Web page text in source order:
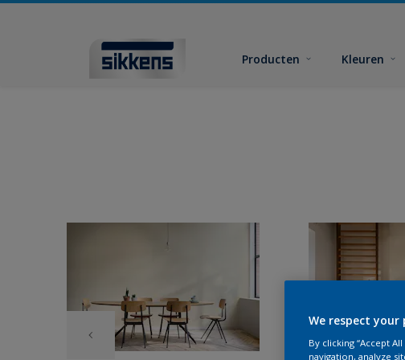
Producten Kleuren
We respect your
By clicking “Accept
navigation, analyze